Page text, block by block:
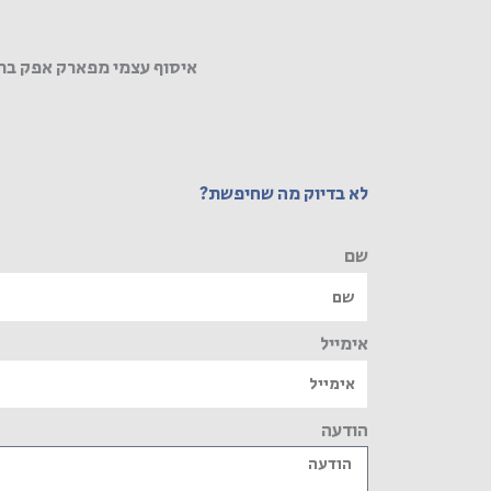
איסוף עצמי מפארק אפק
לא בדיוק מה שחיפשת?
שם
אימייל
הודעה